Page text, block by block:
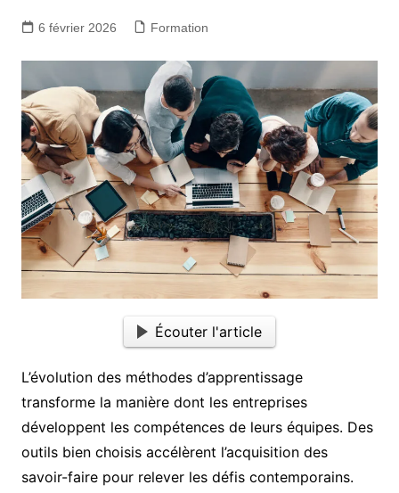
6 février 2026 Formation
Écouter l'article
L’évolution des méthodes d’apprentissage
transforme la manière dont les entreprises
développent les compétences de leurs équipes. Des
outils bien choisis accélèrent l’acquisition des
savoir-faire pour relever les défis contemporains.